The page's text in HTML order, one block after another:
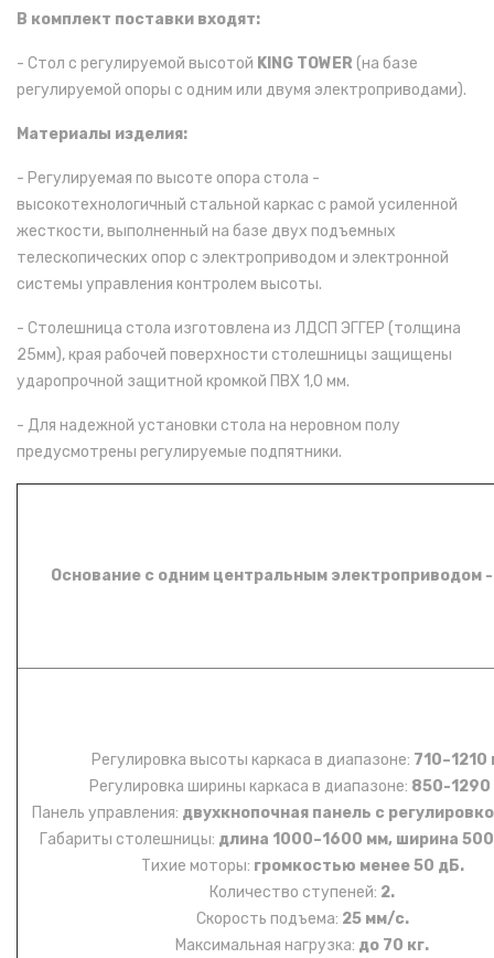
В комплект поставки входят:
- Стол с регулируемой высотой KING TOWER (на базе
регулируемой опоры с одним или двумя электроприводами).
Материалы изделия:
- Регулируемая по высоте опора стола -
высокотехнологичный стальной каркас с рамой усиленной
жесткости, выполненный на базе двух подъемных
телескопических опор с электроприводом и электронной
системы управления контролем высоты.
- Столешница стола изготовлена из ЛДСП ЭГГЕР (толщина
25мм), края рабочей поверхности столешницы защищены
ударопрочной защитной кромкой ПВХ 1,0 мм.
- Для надежной установки стола на неровном полу
предусмотрены регулируемые подпятники.
Основание с одним центральным электроприводом
Регулировка высоты каркаса в диапазоне: 710–1210
Регулировка ширины каркаса в диапазоне: 850-1290
Панель управления: двухкнопочная панель с
Габариты столешницы: длина 1000–1600 мм, ширина
Тихие моторы: громкостью менее 50 дБ.
Количество ступеней: 2.
Скорость подъема: 25 мм/с.
Максимальная нагрузка: до 70 кг.